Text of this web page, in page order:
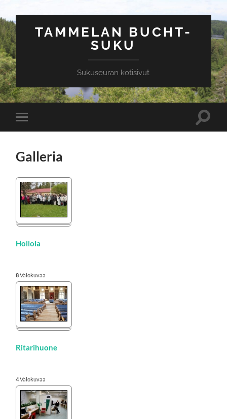
TAMMELAN BUCHT-
SUKU
Sukuseuran kotisivut
Toggle
mobile
Toggle
Galleria
Hollola
8Valokuvaa
Ritarihuone
4Valokuvaa